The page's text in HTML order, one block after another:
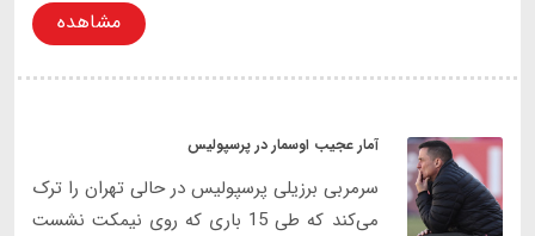
مشاهده
آمار عجیب اوسمار در پرسپولیس
سرمربی برزیلی پرسپولیس در حالی تهران را ترک
می‌کند که طی 15 باری که روی نیمکت نشست